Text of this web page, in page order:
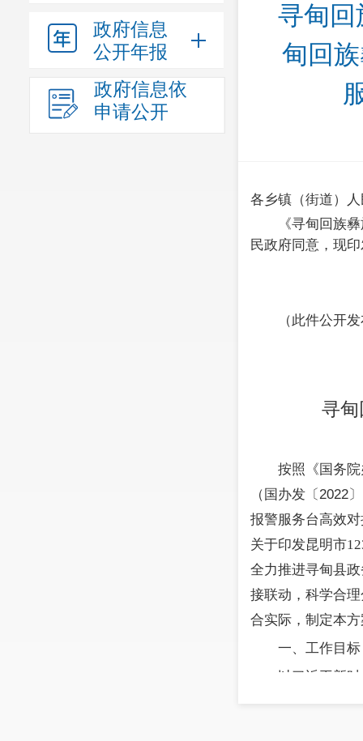
政府信息
公开年报
政府信息依
申请公开
寻甸回
甸回
各乡镇（街道）
《寻甸回族
民政府同意，现
（此件公开
寻甸
按照《国务
（国办发〔2022〕
报警服务台高效
关于印发昆明市
全力推进寻甸县
接联动，科学合
合实际，制定本
一、工作目标
以习近平新